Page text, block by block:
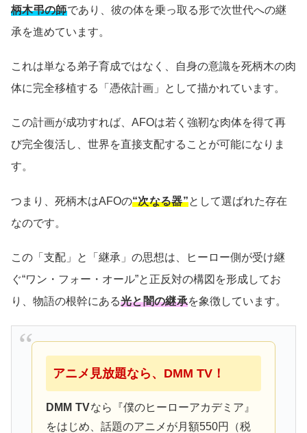
柄木弔の師であり、彼の体を乗っ取る形で次世代への継
承を進めています。
これは単なる弟子育成ではなく、自身の意識を死柄木の肉
体に完全移植する「憑依計画」として描かれています。
この計画が成功すれば、AFOは若く強靭な肉体を得て再
び完全復活し、世界を直接支配することが可能になりま
す。
つまり、死柄木はAFOの“次なる器”として選ばれた存在
なのです。
この「支配」と「継承」の思想は、ヒーロー側が受け継
ぐ“ワン・フォー・オール”と正反対の構図を形成してお
り、物語の根幹にある光と闇の継承を象徴しています。
アニメ見放題なら、DMM TV！
DMM TVなら『僕のヒーローアカデミア』
をはじめ、話題のアニメが月額550円（税